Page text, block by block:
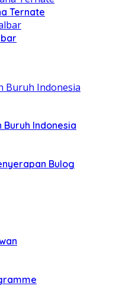
Ternate
Indonesia
Bulog